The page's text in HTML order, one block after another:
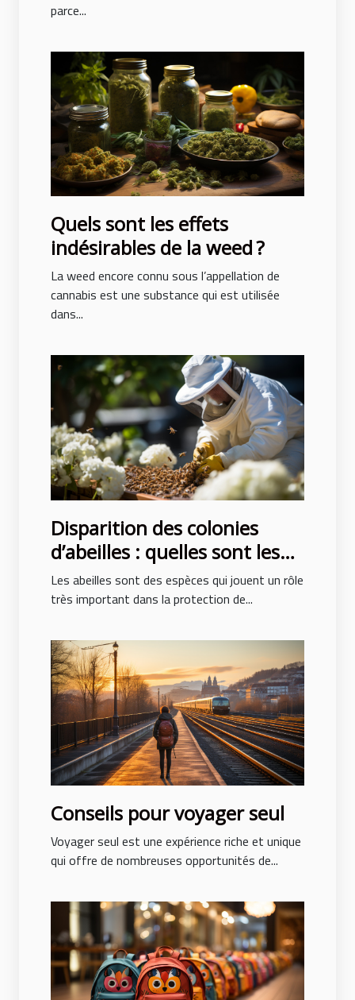
parce...
Quels sont les effets
indésirables de la weed ?
La weed encore connu sous l’appellation de
cannabis est une substance qui est utilisée
dans...
Disparition des colonies
d’abeilles : quelles sont les
causes ?
Les abeilles sont des espèces qui jouent un rôle
très important dans la protection de...
Conseils pour voyager seul
Voyager seul est une expérience riche et unique
qui offre de nombreuses opportunités de...